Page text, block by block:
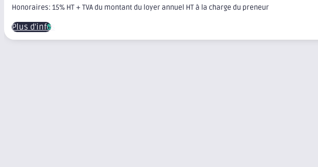
Honoraires: 15% HT + TVA du montant du loyer annuel HT à la charge du preneur
Plus d'infos